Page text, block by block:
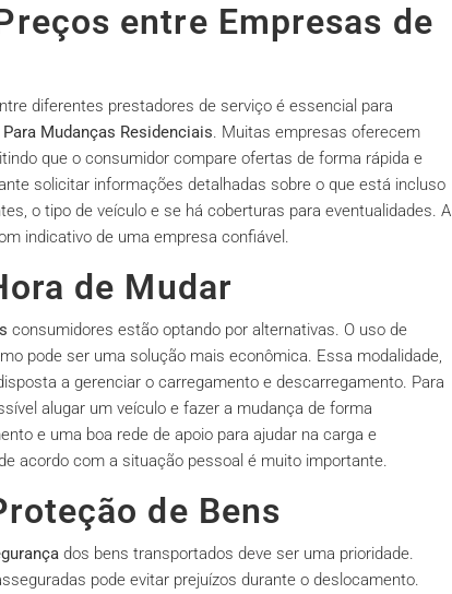
entre Empresas de
diferentes prestadores de serviço é essencial para
Para Mudanças Residenciais. Muitas empresas oferecem
que o consumidor compare ofertas de forma rápida e
solicitar informações detalhadas sobre o que está incluso
o tipo de veículo e se há coberturas para eventualidades. A
indicativo de uma empresa confiável.
de Mudar
consumidores estão optando por alternativas. O uso de
pode ser uma solução mais econômica. Essa modalidade,
a gerenciar o carregamento e descarregamento. Para
alugar um veículo e fazer a mudança de forma
e uma boa rede de apoio para ajudar na carga e
acordo com a situação pessoal é muito importante.
de Bens
dos bens transportados deve ser uma prioridade.
pode evitar prejuízos durante o deslocamento.